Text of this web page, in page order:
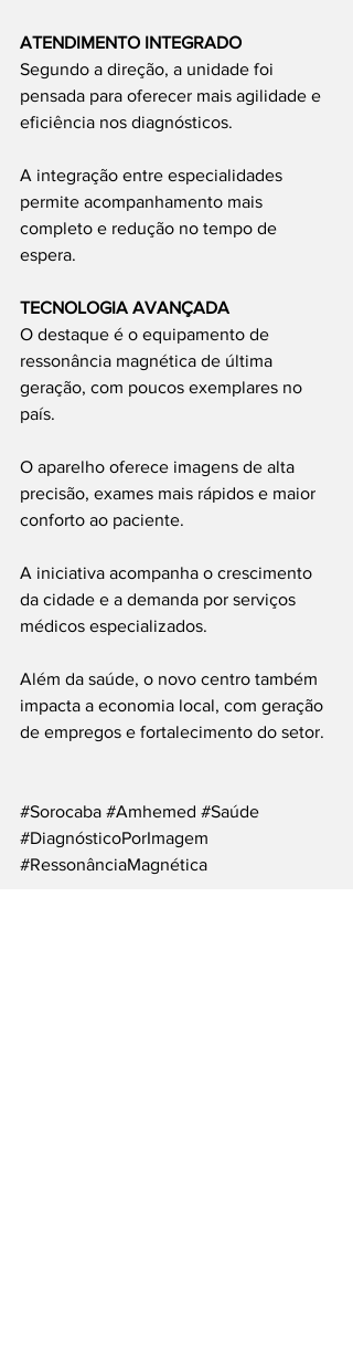
ATENDIMENTO INTEGRADO
Segundo a direção, a unidade foi
pensada para oferecer mais agilidade e
eficiência nos diagnósticos.
A integração entre especialidades
permite acompanhamento mais
completo e redução no tempo de
espera.
TECNOLOGIA AVANÇADA
O destaque é o equipamento de
ressonância magnética de última
geração, com poucos exemplares no
país.
O aparelho oferece imagens de alta
precisão, exames mais rápidos e maior
conforto ao paciente.
A iniciativa acompanha o crescimento
da cidade e a demanda por serviços
médicos especializados.
Além da saúde, o novo centro também
impacta a economia local, com geração
de empregos e fortalecimento do setor.
#Sorocaba #Amhemed #Saúde
#DiagnósticoPorImagem
#RessonânciaMagnética